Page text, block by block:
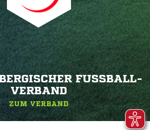
FUSSBALL-V
ERBAND
ZUM VERBAND